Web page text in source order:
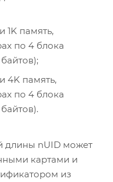
1K память,
по 4 блока
4K память,
по 4 блока
длины nUID может
картами и
из